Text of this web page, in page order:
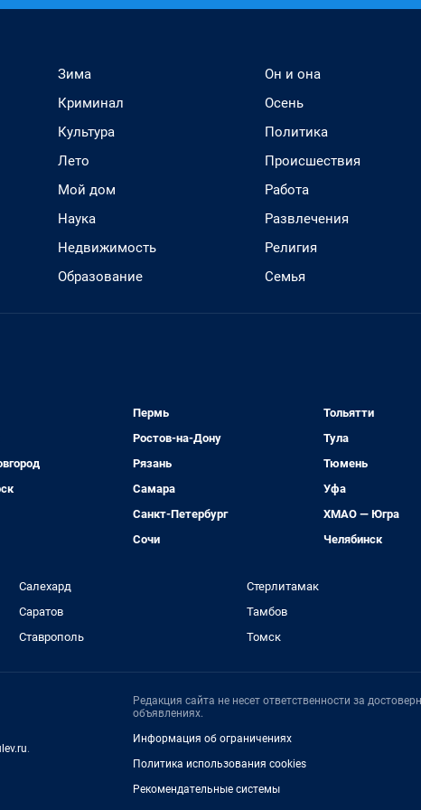
Зима
Криминал
Культура
Лето
Мой дом
Наука
Недвижимость
Образование
Он и она
Осень
Политика
Происшествия
Работа
Развлечения
Религия
Семья
Пермь
Ростов-на-Дону
Рязань
Самара
Санкт-Петербург
Сочи
Тольятти
Тула
Тюмень
Уфа
ХМАО — Югра
Челябинск
Салехард
Саратов
Ставрополь
Стерлитамак
Тамбов
Томск
.
Редакция сайта не несет ответственности за
объявлениях.
Информация об ограничениях
Политика использования cookies
Рекомендательные системы